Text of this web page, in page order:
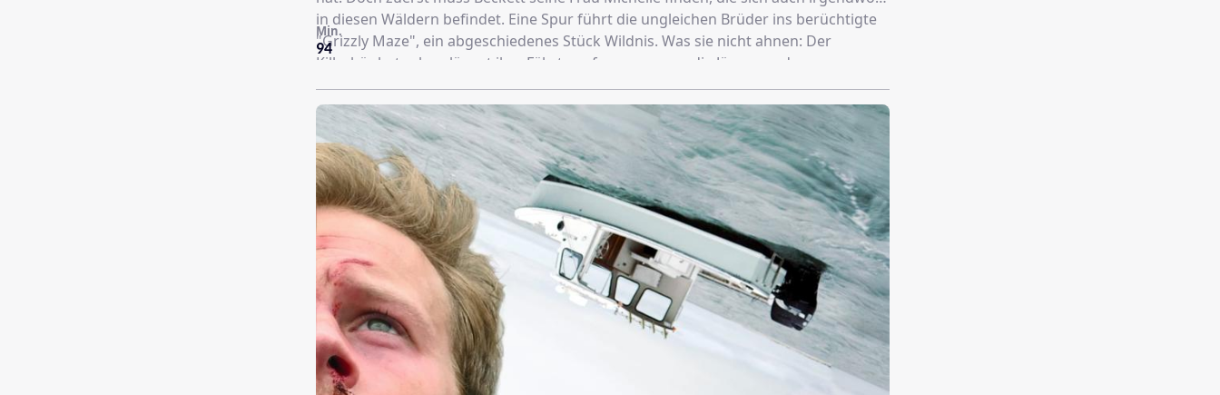
in diesen Wäldern befindet. Eine Spur führt die ungleichen Brüder ins berüchtigte
"Grizzly Maze", ein abgeschiedenes Stück Wildnis. Was sie nicht ahnen: Der
Killerbär hat schon längst ihre Fährte aufgenommen – die Jäger werden zu
Gejagten …
94
Min.